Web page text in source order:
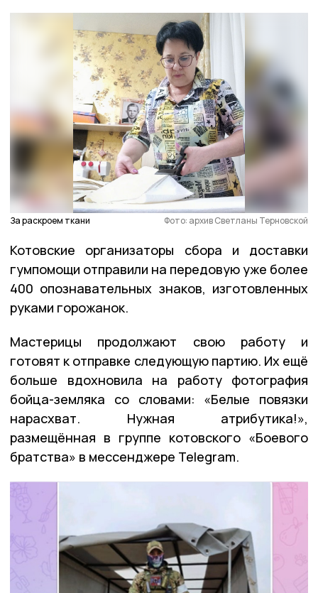
За раскроем ткани Фото: архив Светланы Терновской
Котовские организаторы сбора и доставки
гумпомощи отправили на передовую уже более
400 опознавательных знаков, изготовленных
руками горожанок.
Мастерицы продолжают свою работу и
готовят к отправке следующую партию. Их ещё
больше вдохновила на работу фотография
бойца-земляка со словами: «Белые повязки
нарасхват. Нужная атрибутика!»,
размещённая в группе котовского «Боевого
братства» в мессенджере Telegram.